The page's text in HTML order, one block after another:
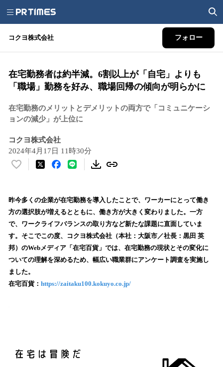
コクヨ株式会社 フォロー
在宅勤務者は約半減。6割以上が「自宅」よりも
「職場」勤務を好み、職場回帰の傾向が明らかに
在宅勤務のメリットとデメリットの両方で「コミュニケーシ
ョンの減少」が上位に
コクヨ株式会社
2024年4月17日 11時30分
い
！
数
を
読
込
み
中
で
昨今多くの企業が在宅勤務を導入したことで、ワーカーにとって働き
方の選択肢が増えるとともに、働き方が大きく変わりました。一方
で、ワークライフバランスの取り方など新たな課題に直面していま
す。そこでこの度、コクヨ株式会社（本社：大阪市／社長：黒田 英
邦）のWebメディア「在宅百貨」では、在宅勤務の現状とその変化に
ついての理解を深めるため、幅広い職業群にアンケート調査を実施し
ました。
在宅百貨： https://zaitaku100.kokuyo.co.jp/